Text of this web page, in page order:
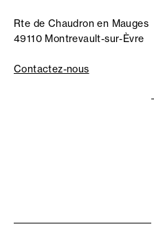
Rte de Chaudron en Mauges
49110 Montrevault-sur-Èvre
Contactez-nous